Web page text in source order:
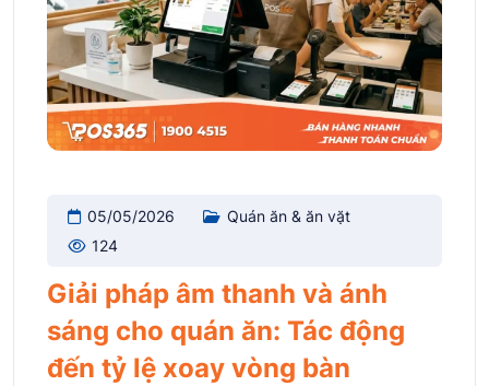
05/05/2026
Quán ăn & ăn vặt
124
Giải pháp âm thanh và ánh
sáng cho quán ăn: Tác động
đến tỷ lệ xoay vòng bàn